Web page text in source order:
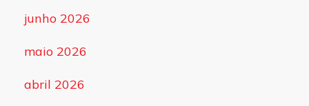
junho 2026
maio 2026
abril 2026